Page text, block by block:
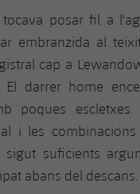
en cadira de rodes
gel
herba
artístic
tocava posar fil a
embranzida al
cap a
El darrer home
poques
i les
suficients
abans del descans.